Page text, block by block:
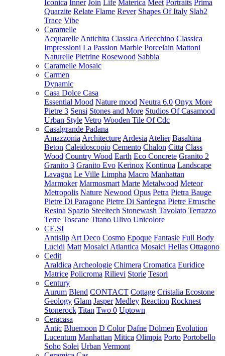
Iconica Inner Join Life Materica Meet Portraits Prima
Quarzite Relate Flame Rever Shapes Of Italy Slab2
Trace Vibe
Caramelle
Acquarelle Antichita Classica Arlecchino Classica
Impressioni La Passion Marble Porcelain Mattoni
Naturelle Pietrine Rosewood Sabbia
Caramelle Mosaic
Carmen
Dynamic
Casa Dolce Casa
Essential Mood Nature mood Neutra 6.0 Onyx More
Pietre 3 Sensi Stones and More Studios Of Casamood
Urban Style Vetro Wooden Tile Of Cdc
Casalgrande Padana
Amazzonia Architecture Ardesia Atelier Basaltina
Beton Caleidoscopio Cemento Chalon Citta Class
Wood Country Wood Earth Eco Concrete Granito 2
Granito 3 Granito Evo Kerinox Kontinua Landscape
Lavagna Le Ville Limpha Macro Manhattan
Marmoker Marmosmart Marte Metalwood Meteor
Metropolis Nature Newood Opus Petra Pietra Bauge
Pietre Di Paragone Pietre Di Sardegna Pietre Etrusche
Resina Spazio Steeltech Stonewash Tavolato Terrazzo
Terre Toscane Titano Ulivo Unicolore
CE.SI
Antislip Art Deco Cosmo Epoque Fantasie Full Body
Lucidi Matt Mosaici Atlantica Mosaici Hellas Ottagono
Cedit
Araldica Archeologie Chimera Cromatica Euridice
Matrice Policroma Rilievi Storie Tesori
Century
Aurum Blend CONTACT Cottage Cristalia Ecostone
Geology Glam Jasper Medley Reaction Rocknest
Stonerock Titan Two 0 Uptown
Ceracasa
Antic Bluemoon D Color Dafne Dolmen Evolution
Lucentum Manhattan Mitica Olimpia Porto Portobello
Soho Solei Urban Vermont